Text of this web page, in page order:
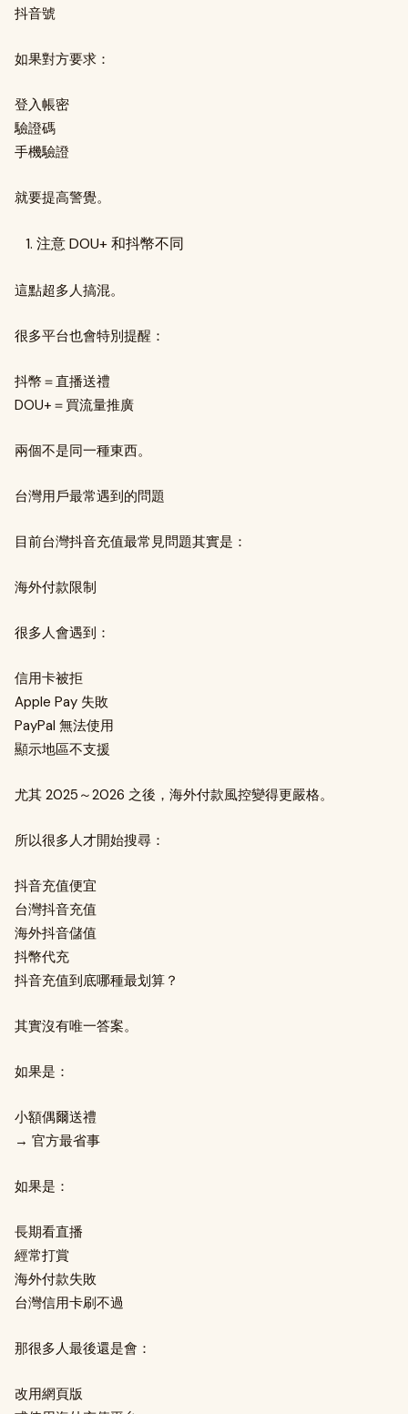
抖音號
如果對方要求：
登入帳密
驗證碼
手機驗證
就要提高警覺。
注意 DOU+ 和抖幣不同
這點超多人搞混。
很多平台也會特別提醒：
抖幣＝直播送禮
DOU+＝買流量推廣
兩個不是同一種東西。
台灣用戶最常遇到的問題
目前台灣抖音充值最常見問題其實是：
海外付款限制
很多人會遇到：
信用卡被拒
Apple Pay 失敗
PayPal 無法使用
顯示地區不支援
尤其 2025～2026 之後，海外付款風控變得更嚴格。
所以很多人才開始搜尋：
抖音充值便宜
台灣抖音充值
海外抖音儲值
抖幣代充
抖音充值到底哪種最划算？
其實沒有唯一答案。
如果是：
小額偶爾送禮
→ 官方最省事
如果是：
長期看直播
經常打賞
海外付款失敗
台灣信用卡刷不過
那很多人最後還是會：
改用網頁版